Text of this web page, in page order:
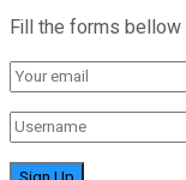
Fill the forms